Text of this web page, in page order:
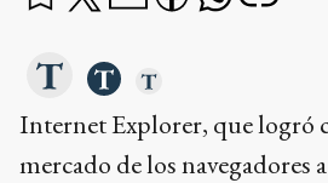
Internet Explorer, que logró
mercado de los navegadores